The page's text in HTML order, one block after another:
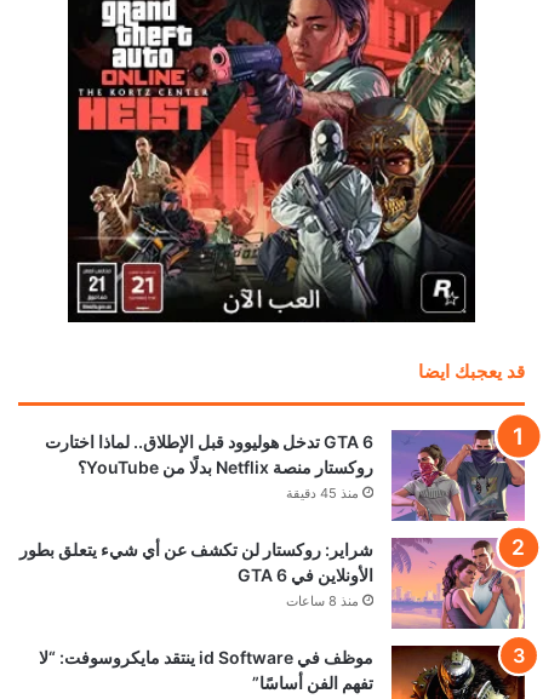
قد يعجبك ايضا
GTA 6 تدخل هوليوود قبل الإطلاق.. لماذا اختارت
روكستار منصة Netflix بدلًا من YouTube؟
منذ 45 دقيقة
شراير: روكستار لن تكشف عن أي شيء يتعلق بطور
الأونلاين في GTA 6
منذ 8 ساعات
موظف في id Software ينتقد مايكروسوفت: “لا
تفهم الفن أساسًا”